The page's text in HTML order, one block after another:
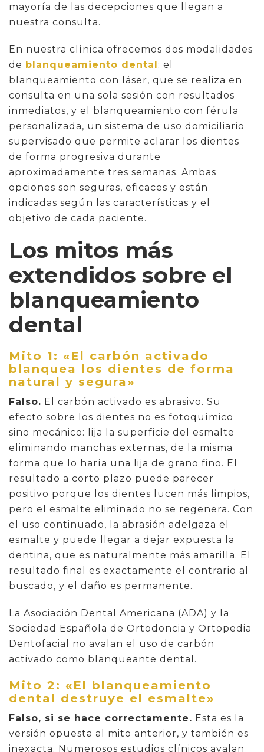
mayoría de las decepciones que llegan a
nuestra consulta.
En nuestra clínica ofrecemos dos modalidades
de blanqueamiento dental: el
blanqueamiento con láser, que se realiza en
consulta en una sola sesión con resultados
inmediatos, y el blanqueamiento con férula
personalizada, un sistema de uso domiciliario
supervisado que permite aclarar los dientes
de forma progresiva durante
aproximadamente tres semanas. Ambas
opciones son seguras, eficaces y están
indicadas según las características y el
objetivo de cada paciente.
Los mitos más
extendidos sobre el
blanqueamiento
dental
Mito 1: «El carbón activado
blanquea los dientes de forma
natural y segura»
Falso. El carbón activado es abrasivo. Su
efecto sobre los dientes no es fotoquímico
sino mecánico: lija la superficie del esmalte
eliminando manchas externas, de la misma
forma que lo haría una lija de grano fino. El
resultado a corto plazo puede parecer
positivo porque los dientes lucen más limpios,
pero el esmalte eliminado no se regenera. Con
el uso continuado, la abrasión adelgaza el
esmalte y puede llegar a dejar expuesta la
dentina, que es naturalmente más amarilla. El
resultado final es exactamente el contrario al
buscado, y el daño es permanente.
La Asociación Dental Americana (ADA) y la
Sociedad Española de Ortodoncia y Ortopedia
Dentofacial no avalan el uso de carbón
activado como blanqueante dental.
Mito 2: «El blanqueamiento
dental destruye el esmalte»
Falso, si se hace correctamente. Esta es la
versión opuesta al mito anterior, y también es
inexacta. Numerosos estudios clínicos avalan